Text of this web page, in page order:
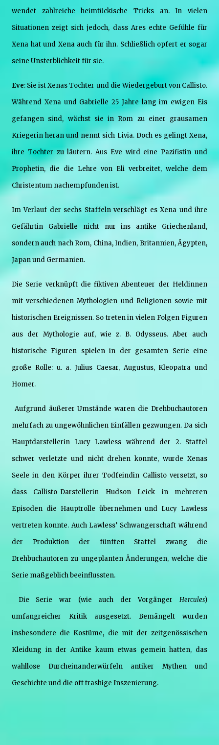
wendet zahlreiche heimtückische Tricks an. In vielen
Situationen zeigt sich jedoch, dass Ares echte Gefühle für
Xena hat und Xena auch für ihn. Schließlich opfert er sogar
seine Unsterblichkeit für sie.
Eve: Sie ist Xenas Tochter und die Wiedergeburt von Callisto.
Während Xena und Gabrielle 25 Jahre lang im ewigen Eis
gefangen sind, wächst sie in Rom zu einer grausamen
Kriegerin heran und nennt sich Livia. Doch es gelingt Xena,
ihre Tochter zu läutern. Aus Eve wird eine Pazifistin und
Prophetin, die die Lehre von Eli verbreitet, welche dem
Christentum nachempfunden ist.
Im Verlauf der sechs Staffeln verschlägt es Xena und ihre
Gefährtin Gabrielle nicht nur ins antike Griechenland,
sondern auch nach Rom, China, Indien, Britannien, Ägypten,
Japan und Germanien.
Die Serie verknüpft die fiktiven Abenteuer der Heldinnen
mit verschiedenen Mythologien und Religionen sowie mit
historischen Ereignissen. So treten in vielen Folgen Figuren
aus der Mythologie auf, wie z. B. Odysseus. Aber auch
historische Figuren spielen in der gesamten Serie eine
große Rolle: u. a. Julius Caesar, Augustus, Kleopatra und
Homer.
Aufgrund äußerer Umstände waren die Drehbuchautoren
mehrfach zu ungewöhnlichen Einfällen gezwungen. Da sich
Hauptdarstellerin Lucy Lawless während der 2. Staffel
schwer verletzte und nicht drehen konnte, wurde Xenas
Seele in den Körper ihrer Todfeindin Callisto versetzt, so
dass Callisto-Darstellerin Hudson Leick in mehreren
Episoden die Hauptrolle übernehmen und Lucy Lawless
vertreten konnte. Auch Lawless’ Schwangerschaft während
der Produktion der fünften Staffel zwang die
Drehbuchautoren zu ungeplanten Änderungen, welche die
Serie maßgeblich beeinflussten.
Die Serie war (wie auch der Vorgänger Hercules)
umfangreicher Kritik ausgesetzt. Bemängelt wurden
insbesondere die Kostüme, die mit der zeitgenössischen
Kleidung in der Antike kaum etwas gemein hatten, das
wahllose Durcheinanderwürfeln antiker Mythen und
Geschichte und die oft trashige Inszenierung.